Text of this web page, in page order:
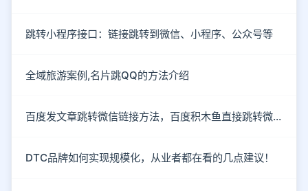
跳转小程序接口：链接跳转到微信、小程序、公众号等
全域旅游案例,名片跳QQ的方法介绍
百度发文章跳转微信链接方法，百度积木鱼直接跳转微信
DTC品牌如何实现规模化，从业者都在看的几点建议！